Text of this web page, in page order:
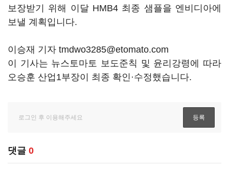
보장받기 위해 이달 HMB4 최종 샘플을 엔비디아에
보낼 계획입니다.
이승재 기자 tmdwo3285@etomato.com
이 기사는 뉴스토마토 보도준칙 및 윤리강령에 따라
오승훈 산업1부장이 최종 확인·수정했습니다.
댓글 0